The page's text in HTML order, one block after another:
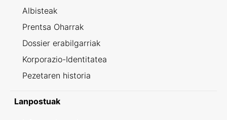
Albisteak
Prentsa Oharrak
Dossier erabilgarriak
Korporazio-Identitatea
Pezetaren historia
Lanpostuak